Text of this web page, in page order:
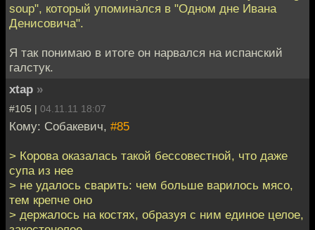
soup", который упоминался в "Одном дне Ивана
Денисовича".
Я так понимаю в итоге он нарвался на испанский
галстук.
xtap »
#105 | 04.11.11 18:07
Кому: Собакевич, #85
> Корова оказалась такой бессовестной, что даже
супа из нее
> не удалось сварить: чем больше варилось мясо,
тем крепче оно
> держалось на костях, образуя с ним единое целое,